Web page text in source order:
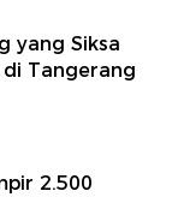
yang Siksa
di Tangerang
2.500